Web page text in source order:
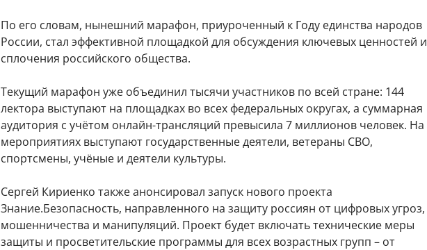
По его словам, нынешний марафон, приуроченный к Году единства народов
России, стал эффективной площадкой для обсуждения ключевых ценностей и
сплочения российского общества.
Текущий марафон уже объединил тысячи участников по всей стране: 144
лектора выступают на площадках во всех федеральных округах, а суммарная
аудитория с учётом онлайн-трансляций превысила 7 миллионов человек. На
мероприятиях выступают государственные деятели, ветераны СВО,
спортсмены, учёные и деятели культуры.
Сергей Кириенко также анонсировал запуск нового проекта
Знание.Безопасность, направленного на защиту россиян от цифровых угроз,
мошенничества и манипуляций. Проект будет включать технические меры
защиты и просветительские программы для всех возрастных групп – от